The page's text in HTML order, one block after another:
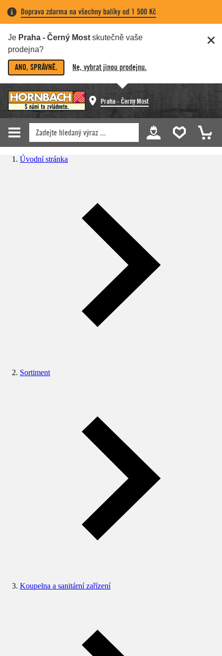
Doprava zdarma na všechny balíky od 1 500 Kč
Je Praha - Černý Most skutečně vaše
prodejna?
ANO, SPRÁVNĚ. Ne, vybrat jinou prodejnu.
Praha - Černý Most
Úvodní stránka
Sortiment
Koupelna a sanitární zařízení